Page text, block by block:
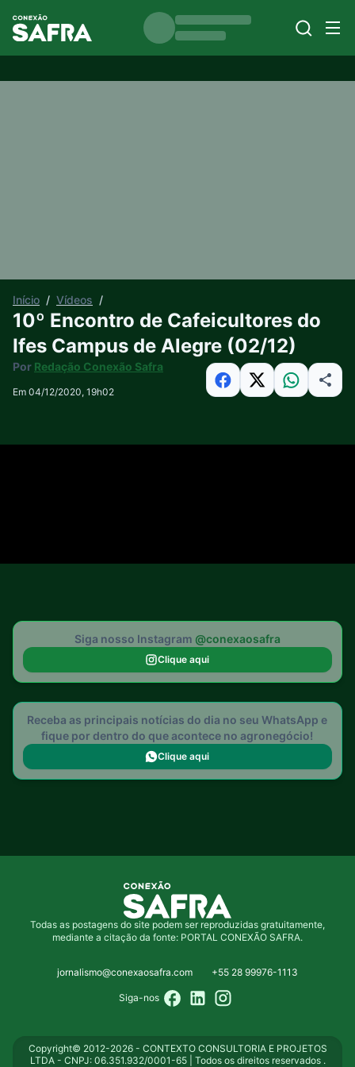
Início / Vídeos /
10º Encontro de Cafeicultores do
Ifes Campus de Alegre (02/12)
Por Redação Conexão Safra
Em 04/12/2020, 19h02
Siga nosso Instagram @conexaosafra
Clique aqui
Receba as principais notícias do dia no seu WhatsApp e
fique por dentro do que acontece no agronegócio!
Clique aqui
Todas as postagens do site podem ser reproduzidas gratuitamente,
mediante a citação da fonte: PORTAL CONEXÃO SAFRA.
jornalismo@conexaosafra.com +55 28 99976-1113
Siga-nos
Copyright© 2012-2026 - CONTEXTO CONSULTORIA E PROJETOS
LTDA - CNPJ: 06.351.932/0001-65 | Todos os direitos reservados .